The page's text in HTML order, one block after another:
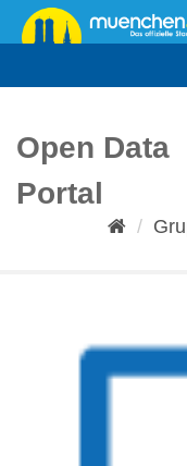
Überspringen
zum
Open Data
Portal